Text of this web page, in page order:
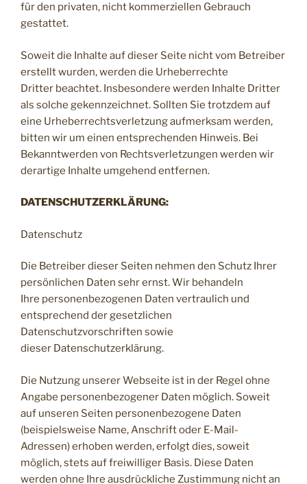
für den privaten, nicht kommerziellen Gebrauch
gestattet.
Soweit die Inhalte auf dieser Seite nicht vom Betreiber
erstellt wurden, werden die Urheberrechte
Dritter beachtet. Insbesondere werden Inhalte Dritter
als solche gekennzeichnet. Sollten Sie trotzdem auf
eine Urheberrechtsverletzung aufmerksam werden,
bitten wir um einen entsprechenden Hinweis. Bei
Bekanntwerden von Rechtsverletzungen werden wir
derartige Inhalte umgehend entfernen.
DATENSCHUTZERKLÄRUNG:
Datenschutz
Die Betreiber dieser Seiten nehmen den Schutz Ihrer
persönlichen Daten sehr ernst. Wir behandeln
Ihre personenbezogenen Daten vertraulich und
entsprechend der gesetzlichen
Datenschutzvorschriften sowie
dieser Datenschutzerklärung.
Die Nutzung unserer Webseite ist in der Regel ohne
Angabe personenbezogener Daten möglich. Soweit
auf unseren Seiten personenbezogene Daten
(beispielsweise Name, Anschrift oder E-Mail-
Adressen) erhoben werden, erfolgt dies, soweit
möglich, stets auf freiwilliger Basis. Diese Daten
werden ohne Ihre ausdrückliche Zustimmung nicht an